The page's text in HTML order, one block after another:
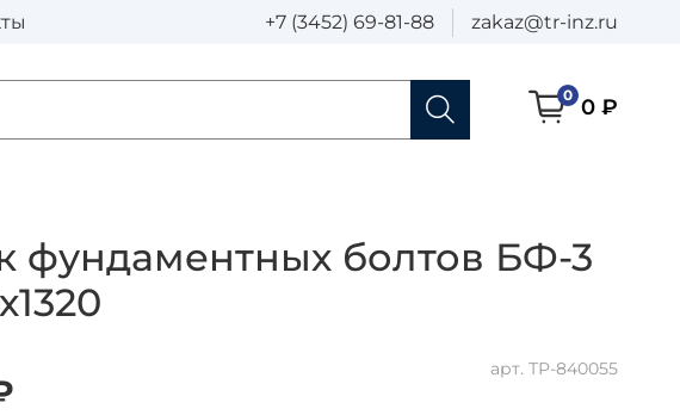
+7 (3452) 69-81-88 zakaz@tr-inz.ru
0 0 ₽
арт. ТР-840055
фундаментных болтов БФ-3